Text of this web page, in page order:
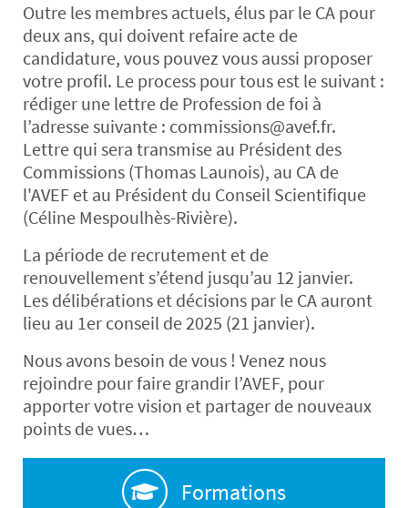
Outre les membres actuels, élus par le CA pour
deux ans, qui doivent refaire acte de
candidature, vous pouvez vous aussi proposer
votre profil. Le process pour tous est le suivant :
rédiger une lettre de Profession de foi à
l’adresse suivante : commissions@avef.fr.
Lettre qui sera transmise au Président des
Commissions (Thomas Launois), au CA de
l'AVEF et au Président du Conseil Scientifique
(Céline Mespoulhès-Rivière).
La période de recrutement et de
renouvellement s’étend jusqu’au 12 janvier.
Les délibérations et décisions par le CA auront
lieu au 1er conseil de 2025 (21 janvier).
Nous avons besoin de vous ! Venez nous
rejoindre pour faire grandir l’AVEF, pour
apporter votre vision et partager de nouveaux
points de vues…
Formations